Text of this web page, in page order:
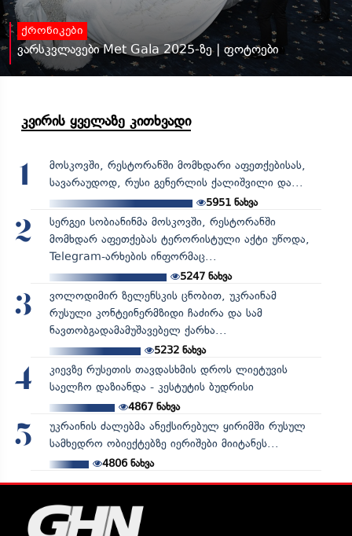
ქრონიკები
ვარსკვლავები Met Gala 2025-ზე | ფოტოები
კვირის ყველაზე კითხვადი
1
მოსკოვში, რესტორანში მომხდარი აფეთქებისას,
სავარაუდოდ, რუსი გენერლის ქალიშვილი და...
5951 ნახვა
2
სერგეი სობიანინმა მოსკოვში, რესტორანში
მომხდარ აფეთქებას ტერორისტული აქტი უწოდა,
Telegram-არხების ინფორმაც...
5247ნახვა
3
ვოლოდიმირ ზელენსკის ცნობით, უკრაინამ
რუსული კონტეინერმზიდი ჩაძირა და სამ
ნავთობგადამამუშავებელ ქარხა...
5232ნახვა
4
კიევზე რუსეთის თავდასხმის დროს ლიეტუვის
საელჩო დაზიანდა - კესტუტის ბუდრისი
4867ნახვა
5
უკრაინის ძალებმა ანექსირებულ ყირიმში რუსულ
სამხედრო ობიექტებზე იერიშები მიიტანეს...
4806ნახვა